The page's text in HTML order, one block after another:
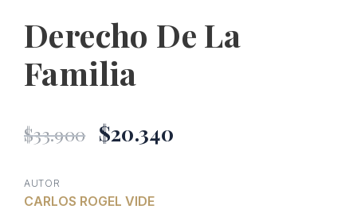
Derecho De La
Familia
$33.900 El
$20.340
AUTOR
CARLOS ROGEL VIDE